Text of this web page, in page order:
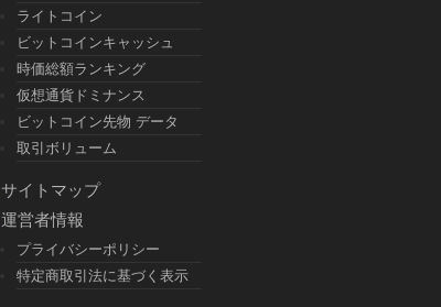
ライトコイン
ビットコインキャッシュ
時価総額ランキング
仮想通貨ドミナンス
ビットコイン先物 データ
取引ボリューム
サイトマップ
運営者情報
プライバシーポリシー
特定商取引法に基づく表示